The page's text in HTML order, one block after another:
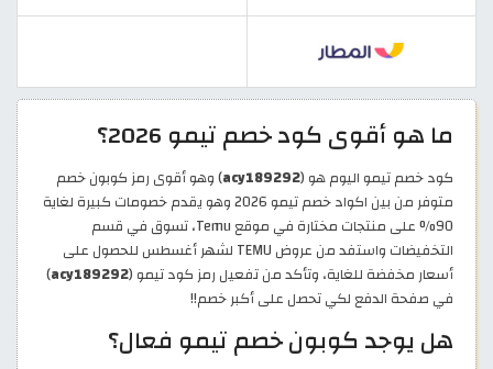
ما هو أقوى كود خصم تيمو 2026؟
كود خصم تيمو اليوم هو (acy189292) وهو أقوى رمز كوبون خصم
متوفر من بين اكواد خصم تيمو 2026 وهو يقدم خصومات كبيرة لغاية
90% على منتجات مختارة في موقع Temu، تسوق في قسم
التخفيضات واستفد من عروض TEMU لشهر أغسطس للحصول على
أسعار مخفضة للغاية، وتأكد من تفعيل رمز كود تيمو (acy189292
)
في صفحة الدفع لكي تحصل على أكبر خصم!!
هل يوجد كوبون خصم تيمو فعال؟